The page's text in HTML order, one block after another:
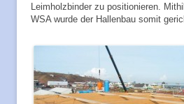
Leimholzbinder zu positionieren.
WSA wurde der Hallenbau somit